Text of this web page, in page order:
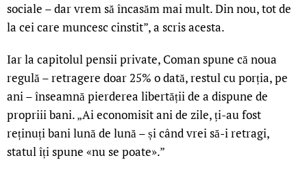
sociale – dar vrem să încasăm mai mult. Din nou, tot de
la cei care muncesc cinstit”, a scris acesta.
Iar la capitolul pensii private, Coman spune că noua
regulă – retragere doar 25% o dată, restul cu porția, pe
ani – înseamnă pierderea libertății de a dispune de
propriii bani. „Ai economisit ani de zile, ți-au fost
reținuți bani lună de lună – și când vrei să-i retragi,
statul îți spune «nu se poate».”